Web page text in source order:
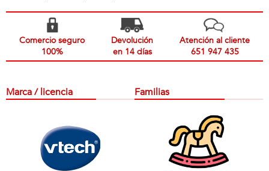
Comercio seguro
100%
Devolución
en 14 días
Atención al cliente
651 947 435
Marca / licencia Familias